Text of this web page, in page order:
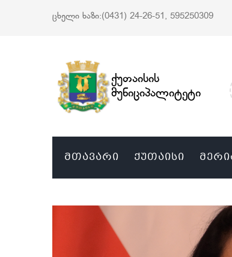
ცხელი ხაზი:(0431) 24-26-51, 595250309
ქუთაისის
მუნიციპალიტეტი
ᲛᲗᲐᲕᲐᲠᲘ ᲥᲣᲗᲐᲘᲡᲘ